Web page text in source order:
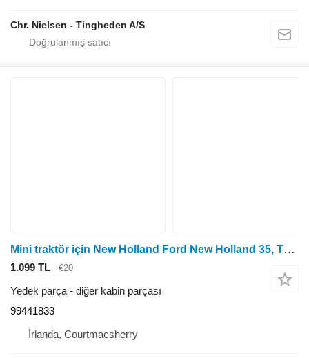
Chr. Nielsen - Tingheden A/S
Mini traktör için New Holland Ford New Holland 35, Tdd, Tn60 Da Deluxe, Case JX, JXC, Jxu Dips 99441833
1.099 TL €20
Yedek parça - diğer kabin parçası
99441833
İrlanda, Courtmacsherry